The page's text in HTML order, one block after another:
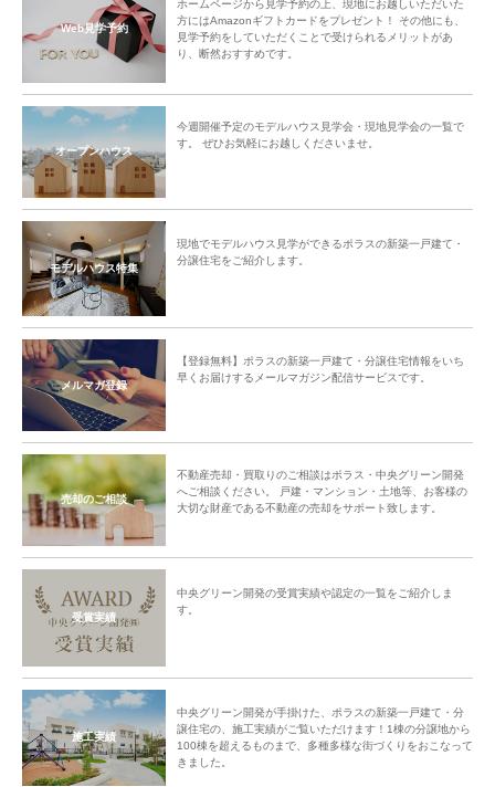
Web見学予約
ホームページから見学予約の上、現地にお越しいただいた
方にはAmazonギフトカードをプレゼント！ その他にも、
見学予約をしていただくことで受けられるメリットがあ
り、断然おすすめです。
オープンハウス
今週開催予定のモデルハウス見学会・現地見学会の一覧で
す。 ぜひお気軽にお越しくださいませ。
モデルハウス特集
現地でモデルハウス見学ができるポラスの新築一戸建て・
分譲住宅をご紹介します。
メルマガ登録
【登録無料】ポラスの新築一戸建て・分譲住宅情報をいち
早くお届けするメールマガジン配信サービスです。
売却のご相談
不動産売却・買取りのご相談はポラス・中央グリーン開発
へご相談ください。 戸建・マンション・土地等、お客様の
大切な財産である不動産の売却をサポート致します。
受賞実績
中央グリーン開発の受賞実績や認定の一覧をご紹介しま
す。
施工実績
中央グリーン開発が手掛けた、ポラスの新築一戸建て・分
譲住宅の、施工実績がご覧いただけます！1棟の分譲地から
100棟を超えるものまで、多種多様な街づくりをおこなって
きました。